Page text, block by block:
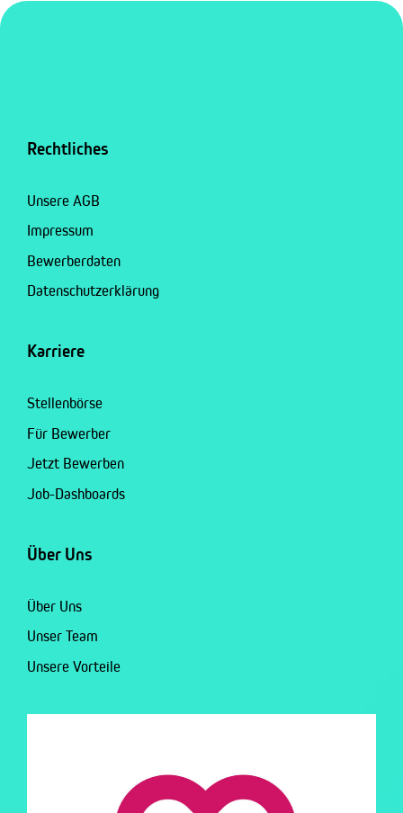
Rechtliches
Unsere AGB
Impressum
Bewerberdaten
Datenschutzerklärung
Karriere
Stellenbörse
Für Bewerber
Jetzt Bewerben
Job-Dashboards
Über Uns
Über Uns
Unser Team
Unsere Vorteile